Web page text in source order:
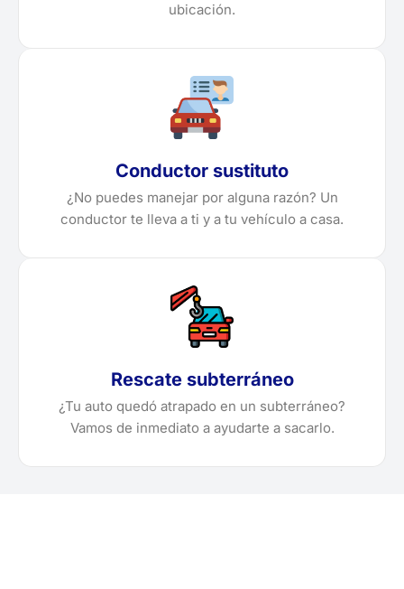
ubicación.
Conductor sustituto
¿No puedes manejar por alguna razón? Un
conductor te lleva a ti y a tu vehículo a casa.
Rescate subterráneo
¿Tu auto quedó atrapado en un subterráneo?
Vamos de inmediato a ayudarte a sacarlo.